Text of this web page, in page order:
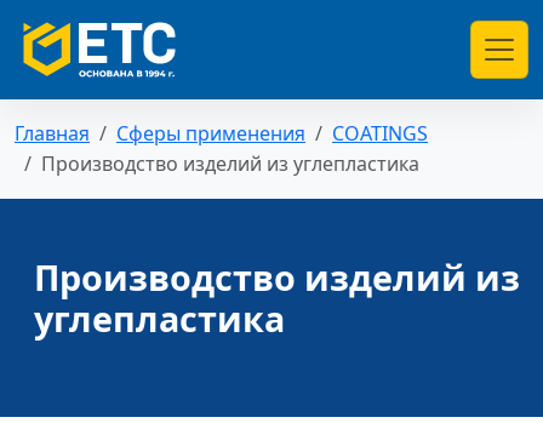
Главная Сферы применения
COATINGS
Производство изделий из углепластика
Производство изделий из
углепластика